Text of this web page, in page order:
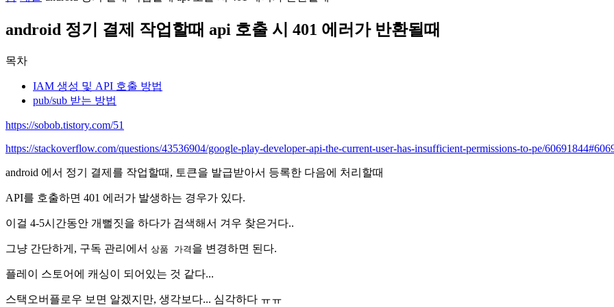
android 정기 결제 작업할때 api 호출 시 401 에러가 반환될때
목차
IAM 생성 및 API 호출 방법
pub/sub 받는 방법
https://sobob.tistory.com/51
https://stackoverflow.com/questions/43536904/google-play-developer-api-the-current-user-has-insufficient-permissions-to-pe/
android 에서 정기 결제를 작업할때, 토큰을 발급받아서 등록한 다음에 처리할때
API를 호출하면 401 에러가 발생하는 경우가 있다.
이걸 4-5시간동안 개뻘짓을 하다가 검색해서 겨우 찾은거다..
그냥 간단하게, 구독 관리에서 상품 가격 을 변경하면 된다.
플레이 스토어에 캐싱이 되어있는 것 같다...
스택오버플로우 보면 알겠지만, 생각보다... 심각하다 ㅠㅠ